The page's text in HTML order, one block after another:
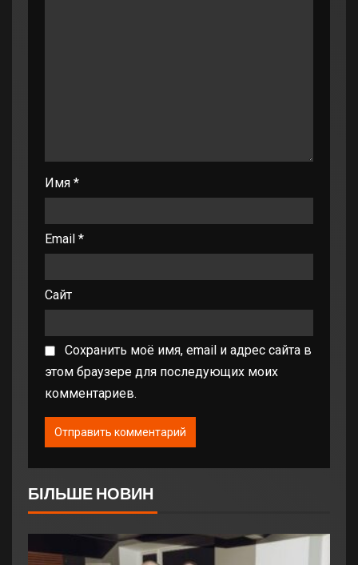
Имя *
Email *
Сайт
Сохранить моё имя, email и адрес сайта в
этом браузере для последующих моих
комментариев.
БІЛЬШЕ НОВИН